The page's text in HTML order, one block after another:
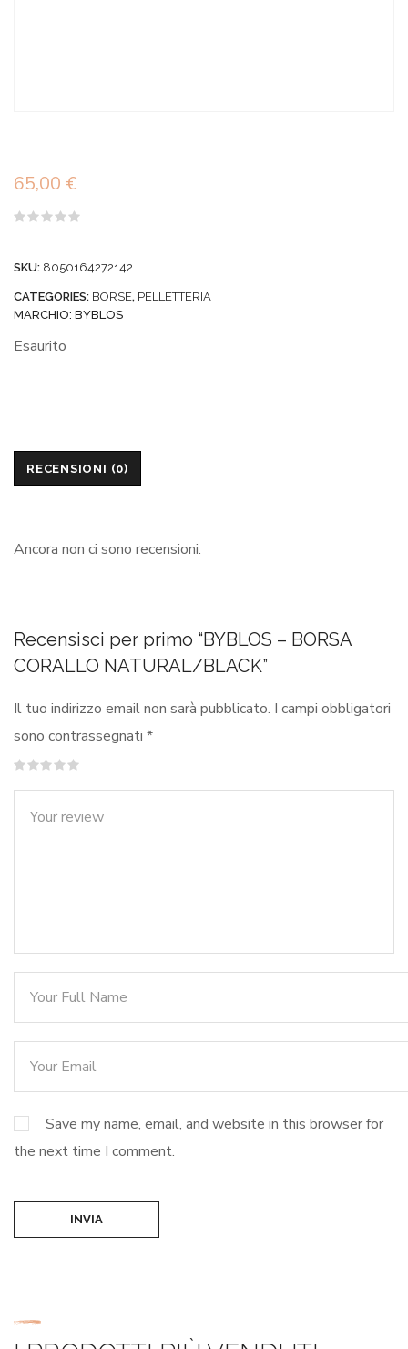
65,00 €
5
SKU: 8050164272142
CATEGORIES: BORSE, PELLETTERIA
MARCHIO: BYBLOS
Esaurito
RECENSIONI (0)
Ancora non ci sono recensioni.
Recensisci per primo “BYBLOS – BORSA
CORALLO NATURAL/BLACK”
Il tuo indirizzo email non sarà pubblicato. I campi obbligatori
sono contrassegnati *
Save my name, email, and website in this browser for
the next time I comment.
INVIA